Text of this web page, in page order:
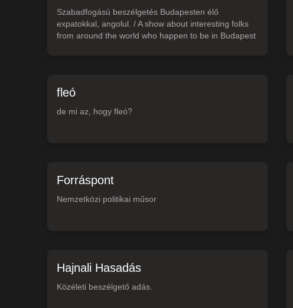
Szabadfogású beszélgetés Budapesten élő
expatokkal, angolul. / A show about interesting folks
from around the world who happen to be in Budapest
fleó
de mi az, hogy fleó?
Forráspont
Nemzetközi politikai műsor
Hajnali Hasadás
Közéleti beszélgető adás.